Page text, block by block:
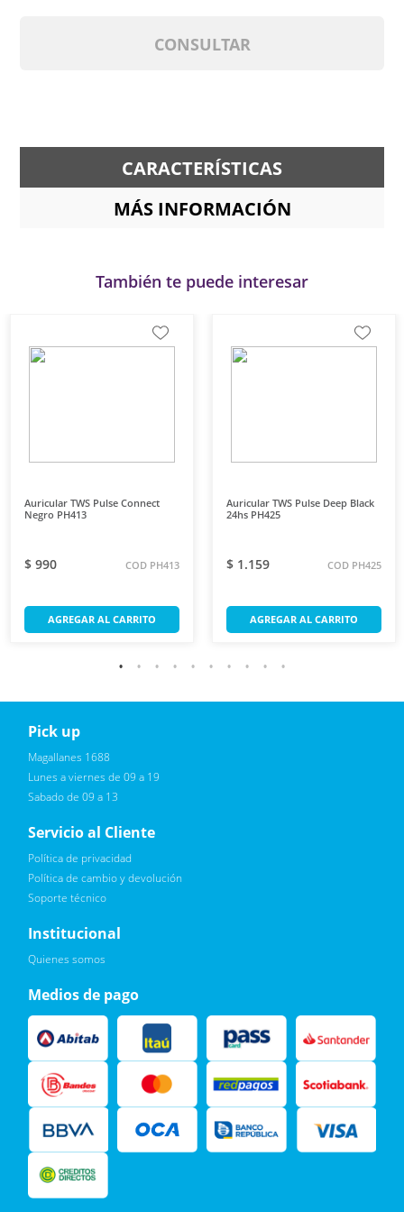
CONSULTAR
CARACTERÍSTICAS
MÁS INFORMACIÓN
También te puede interesar
Auricular TWS Pulse Connect
Negro PH413
$ 990 COD PH413
AGREGAR AL CARRITO
Auricular TWS Pulse Deep Black
24hs PH425
$ 1.159 COD PH425
AGREGAR AL CARRITO
Reciba novedades, promociones exclusivas
Leí, soy consciente de las condiciones para el tratamiento de
mis datos personales y doy mi consentimiento, tal y como se
Pick up
Magallanes 1688
Lunes a viernes de 09 a 19
Sabado de 09 a 13
Servicio al Cliente
Política de privacidad
Política de cambio y devolución
Soporte técnico
Institucional
Quienes somos
Medios de pago